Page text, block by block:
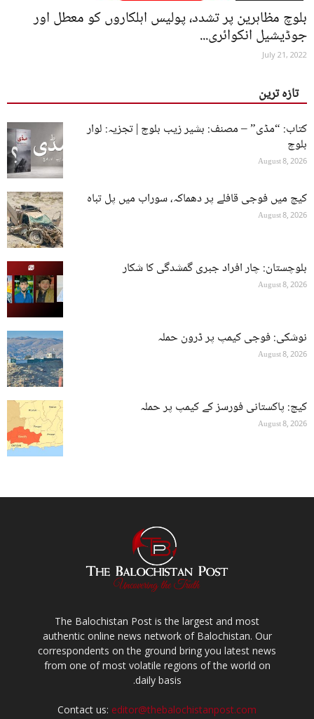
بلوچ مظاہرین پر تشدد، پولیس اہلکاروں کو معطل اور
جوڈیشیل انکوائری...
July 21, 2022
تازہ ترین
کتاب: “مڈی” – مصنف: بشیر زیب بلوچ | تجزیہ: لوار
بلوچ
August 8, 2026
کیچ میں فوجی قافلے پر دھماکہ، سوراب میں پل تباہ
August 8, 2026
بلوچستان: چار افراد جبری گمشدگی کا شکار
August 8, 2026
نوشکی: فوجی کیمپ پر ڈرون حملہ
August 8, 2026
کیچ: پاکستانی فورسز کے کیمپ پر حملہ
August 8, 2026
The Balochistan Post is the largest and most
authentic online news network of Balochistan. Our
correspondents on the ground bring you latest news
from one of most volatile regions of the world on
daily basis.
Contact us: editor@thebalochistanpost.com